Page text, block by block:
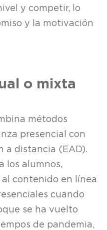
y competir, lo
y la motivación
o mixta
métodos
presencial con
a distancia (EAD).
los alumnos,
contenido en línea
cuando
se ha vuelto
de pandemia,